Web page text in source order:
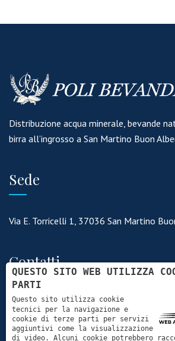
Distribuzione acqua minerale, bevande
birra all’ingrosso a San Martino Buon
Sede
Via E. Torricelli 1, 37036 San Martino
Contatti
+39 045 990 540
info@polibevande.it
QUESTO SITO WEB UTILIZZA
PARTI
Questo sito utilizza cookie
tecnici per la navigazione e
cookie di terze parti per servizi
aggiuntivi come la visualizzazione
di video. Alcuni cookie potrebbero